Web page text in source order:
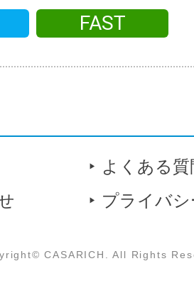
FAST
よくある質
プライバ
CASARICH. All Rights